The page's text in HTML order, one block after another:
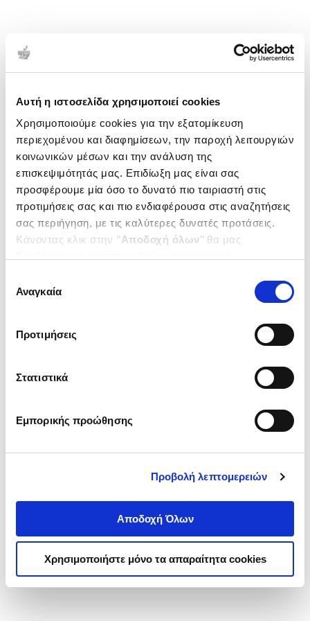
Αυτή η ιστοσελίδα χρησιμοποιεί cookies
Χρησιμοποιούμε cookies για την εξατομίκευση
περιεχομένου και διαφημίσεων, την παροχή λειτουργιών
κοινωνικών μέσων και την ανάλυση της
επισκεψιμότητάς μας. Επιδίωξη μας είναι σας
προσφέρουμε μία όσο το δυνατό πιο ταιριαστή στις
προτιμήσεις σας και πιο ενδιαφέρουσα στις αναζητήσεις
σας περιήγηση, με τις καλύτερες δυνατές προτάσεις.
Κάνοντας κλικ στην ‘’Αποδοχή όλων’’ θα μας
ενδιαφέρουν και να επιλέξετε από τα παρακάτω με την
΄΄και να ενημερωθείτε σχετικά με
συγκατάθεσης
Αναγκαία
Προτιμήσεις
Στατιστικά
Εμπορικής προώθησης
Προβολή λεπτομερειών
Αποδοχή Όλων
Χρησιμοποιήστε μόνο τα απαραίτητα cookies